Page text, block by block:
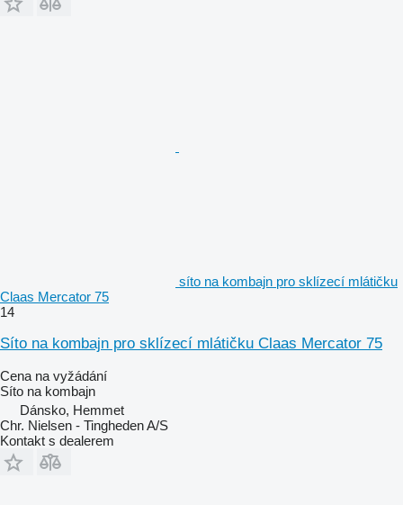
síto na kombajn pro sklízecí mlátičku
Claas Mercator 75
14
Síto na kombajn pro sklízecí mlátičku Claas Mercator 75
Cena na vyžádání
Síto na kombajn
Dánsko, Hemmet
Chr. Nielsen - Tingheden A/S
Kontakt s dealerem